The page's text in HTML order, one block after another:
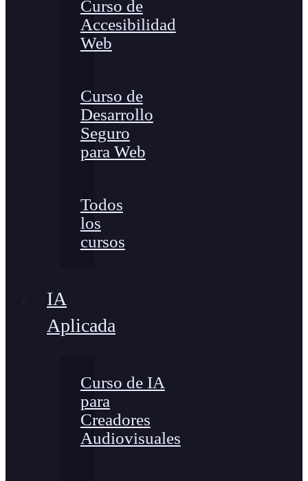
Curso de
Accesibilidad
Web
Curso de
Desarrollo
Seguro
para Web
Todos
los
cursos
IA
Aplicada
Curso de IA
para
Creadores
Audiovisuales